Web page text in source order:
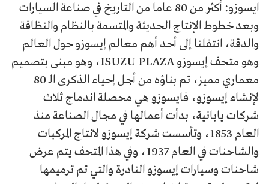
ايسوزو: أكثر من 80 عاما من التاريخ في صناعة السيارات
وبعد خطوط الإنتاج الحديثة والمتسمة بالنظام والنظافة
والدقة، انتقلنا إلى أحد أهم معالم إيسوزو حول العالم
وهو متحف إيسوزو ISUZU PLAZA، وهو مبنى بتصميم
معماري مميز، تم بناؤه من أجل إحياء الذكرى الـ 80
لإنشاء إيسوزو، فايسوزو هي محصلة اندماج ثلاث
شركات يابانية، بدأت أعمالها في مجال الصناعة منذ
العام 1853، وتأسست شركة إيسوزو لانتاج المركبات
والشاحنات في العام 1937، وفي هذا المتحف يتم عرض
شاحنات وسيارات إيسوزو النادرة والتي تم ترميمها